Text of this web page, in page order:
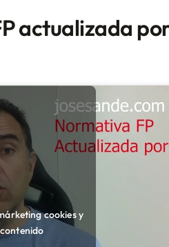
actualizada
cookies y